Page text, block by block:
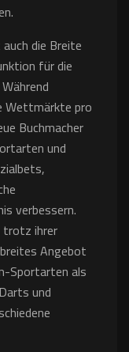
die Breite
für die
Wettmärkte pro
Buchmacher
und
verbessern.
trotz ihrer
Angebot
Sportarten als
und